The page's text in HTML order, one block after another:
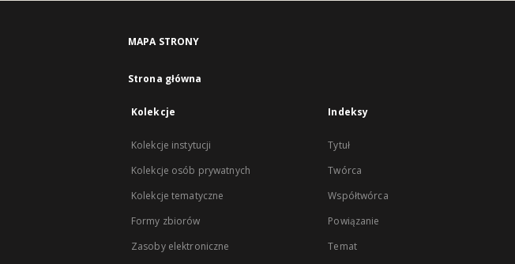
MAPA STRONY
Strona główna
Kolekcje
Kolekcje instytucji
Kolekcje osób prywatnych
Kolekcje tematyczne
Formy zbiorów
Zasoby elektroniczne
Indeksy
Tytuł
Twórca
Współtwórca
Powiązanie
Temat